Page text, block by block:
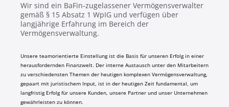
Wir sind ein BaFin-zugelassener Vermögensverwalter
gemäß § 15 Absatz 1 WpIG und verfügen über
langjährige Erfahrung im Bereich der
Vermögensverwaltung.
Unsere teamorientierte Einstellung ist die Basis für unseren Erfolg in einer
herausfordernden Finanzwelt. Der interne Austausch unter den Mitarbeitern
zu verschiedensten Themen der heutigen komplexen Vermögensverwaltung,
gepaart mit juristischem Input, ist in der heutigen Zeit fundamental, um
langfristig Erfolg für unsere Kunden, unsere Partner und unser Unternehmen
gewährleisten zu können.